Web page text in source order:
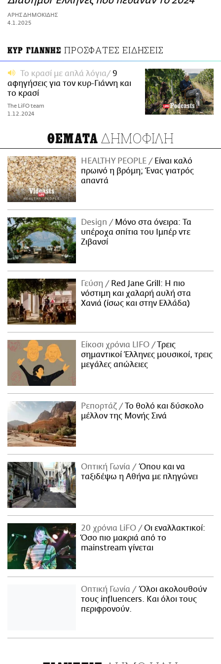
ΑΜΠΑ
PRINT
ΑΡΗΣ ΔΗΜΟΚΙΔΗΣ
4.1.2025
ΚΥΡ ΓΙΑΝΝΗΣ ΠΡΟΣΦΑΤΕΣ ΕΙΔΗΣΕΙΣ
Το κρασί με απλά λόγια
9
αφηγήσεις για τον κυρ-Γιάννη και
το κρασί
The LiFO team
1.12.2024
ΘΕΜΑΤΑ ΔΗΜΟΦΙΛΗ
HEALTHY PEOPLE
Είναι καλό
πρωινό η βρόμη; Ένας γιατρός
απαντά
Design
Μόνο στα όνειρα: Τα
υπέροχα σπίτια του Ιμπέρ ντε
Ζιβανσί
Γεύση
Red Jane Grill: Η πιο
νόστιμη και χαλαρή αυλή στα
Χανιά (ίσως και στην Ελλάδα)
Είκοσι χρόνια LIFO
Tρεις
σημαντικοί Έλληνες μουσικοί, τρεις
μεγάλες απώλειες
Ρεπορτάζ
Το θολό και δύσκολο
μέλλον της Μονής Σινά
Οπτική Γωνία
Όπου και να
ταξιδέψω η Αθήνα με πληγώνει
20 χρόνια LiFO
Οι εναλλακτικοί:
Όσο πιο μακριά από το
mainstream γίνεται
Οπτική Γωνία
Όλοι ακολουθούν
τους influencers. Και όλοι τους
περιφρονούν.